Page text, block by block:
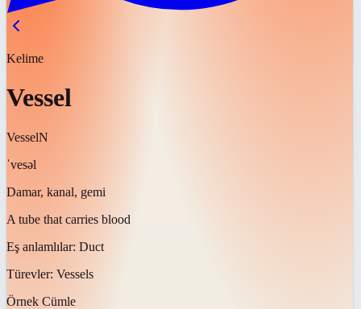
Kelime
Vessel
VesselN
ˈvesəl
Damar, kanal, gemi
A tube that carries blood
Eş anlamlılar: Duct
Türevler: Vessels
Örnek Cümle